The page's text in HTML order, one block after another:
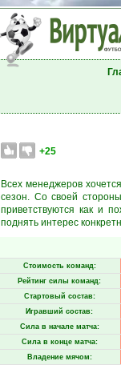
+25
Всех менеджеров
сезон. Со своей
приветствуются как и
поднять интерес
Стоимость команд:
Рейтинг силы команд:
Стартовый состав:
Игравший состав:
Сила в начале матча:
Сила в конце матча:
Владение мячом: